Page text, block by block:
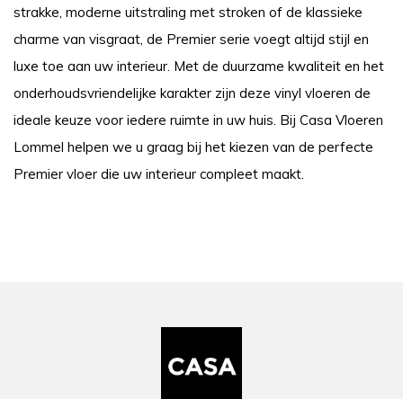
strakke, moderne uitstraling met stroken of de klassieke
charme van visgraat, de Premier serie voegt altijd stijl en
luxe toe aan uw interieur. Met de duurzame kwaliteit en het
onderhoudsvriendelijke karakter zijn deze vinyl vloeren de
ideale keuze voor iedere ruimte in uw huis. Bij Casa Vloeren
Lommel helpen we u graag bij het kiezen van de perfecte
Premier vloer die uw interieur compleet maakt.